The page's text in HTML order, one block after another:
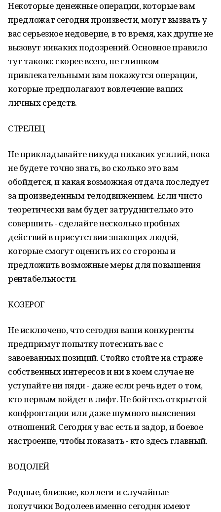
Некоторые денежные операции, которые вам
предложат сегодня произвести, могут вызвать у
вас серьезное недоверие, в то время, как другие не
вызовут никаких подозрений. Основное правило
тут таково: скорее всего, не слишком
привлекательными вам покажутся операции,
которые предполагают вовлечение ваших
личных средств.
СТРЕЛЕЦ
Не прикладывайте никуда никаких усилий, пока
не будете точно знать, во сколько это вам
обойдется, и какая возможная отдача последует
за произведенным телодвижением. Если чисто
теоретически вам будет затруднительно это
совершить - сделайте несколько пробных
действий в присутствии знающих людей,
которые смогут оценить их со стороны и
предложить возможные меры для повышения
рентабельности.
КОЗЕРОГ
Не исключено, что сегодня ваши конкуренты
предпримут попытку потеснить вас с
завоеванных позиций. Стойко стойте на страже
собственных интересов и ни в коем случае не
уступайте ни пяди - даже если речь идет о том,
кто первым войдет в лифт. Не бойтесь открытой
конфронтации или даже шумного выяснения
отношений. Сегодня у вас есть и задор, и боевое
настроение, чтобы показать - кто здесь главный.
ВОДОЛЕЙ
Родные, близкие, коллеги и случайные
попутчики Водолеев именно сегодня имеют